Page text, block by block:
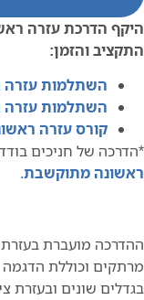
היקף הדרכת עזרה
התקציב והזמן:
השתלמות עזרה ראשונה של
השתלמות עזרה ראשונה של
קורס עזרה ראשונה של 22 שעות
*הדרכה של חניכים
ראשונה מתוקשבת.
ההדרכה מועברת
מרתקים וכוללת
בגדלים שונים ובעזרת